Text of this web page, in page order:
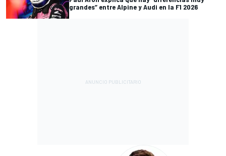
grandes” entre Alpine y Audi en la F1 2026